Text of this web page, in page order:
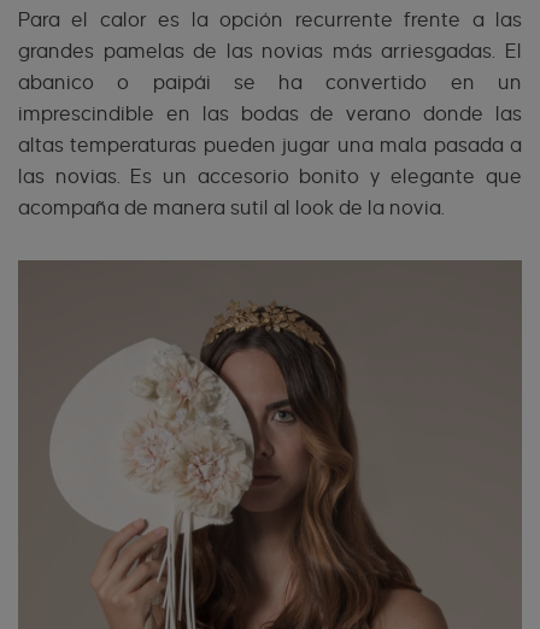
Para el calor es la opción recurrente frente a las
grandes pamelas de las novias más arriesgadas. El
abanico o paipái se ha convertido en un
imprescindible en las bodas de verano donde las
altas temperaturas pueden jugar una mala pasada a
las novias. Es un accesorio bonito y elegante que
acompaña de manera sutil al look de la novia.